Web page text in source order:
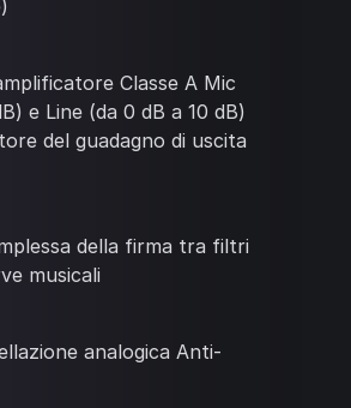
Classe A Mic
e Line (da 0 dB a 10 dB)
del guadagno di uscita
della firma tra filtri
musicali
analogica Anti-